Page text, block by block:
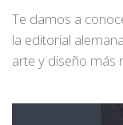
Te damos a
la editorial
arte y diseño más